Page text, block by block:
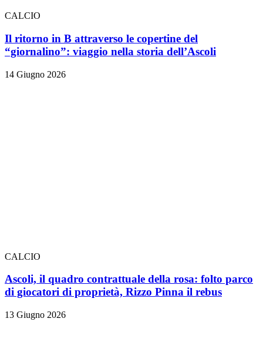
CALCIO
Il ritorno in B attraverso le copertine del
“giornalino”: viaggio nella storia dell’Ascoli
14 Giugno 2026
CALCIO
Ascoli, il quadro contrattuale della rosa: folto parco
di giocatori di proprietà, Rizzo Pinna il rebus
13 Giugno 2026